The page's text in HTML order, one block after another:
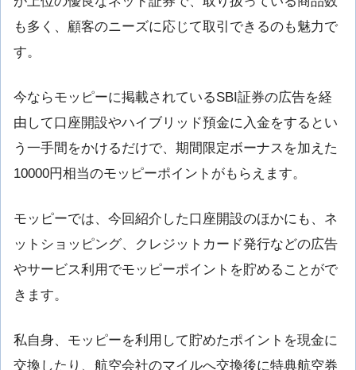
も多く、顧客のニーズに応じて取引できるのも魅力で
す。
今ならモッピーに掲載されているSBI証券の広告を経
由して口座開設やハイブリッド預金に入金をするとい
う一手間をかけるだけで、期間限定ボーナスを加えた
10000円相当のモッピーポイントがもらえます。
モッピーでは、今回紹介した口座開設のほかにも、ネ
ットショッピング、クレジットカード発行などの広告
やサービス利用でモッピーポイントを貯めることがで
きます。
私自身、モッピーを利用して貯めたポイントを現金に
交換したり、航空会社のマイルへ交換後に特典航空券